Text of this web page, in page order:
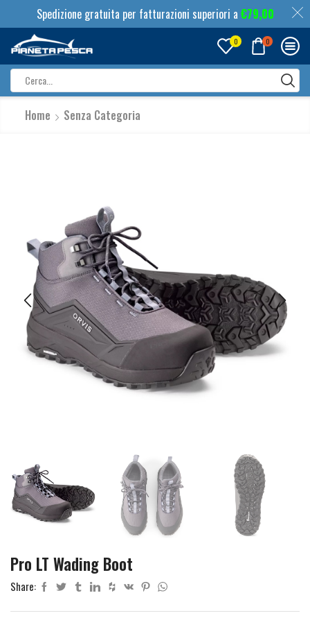
Spedizione gratuita per fatturazioni superiori a €79,00
0 0
input
Home Senza Categoria
Pro LT Wading Boot
Share: